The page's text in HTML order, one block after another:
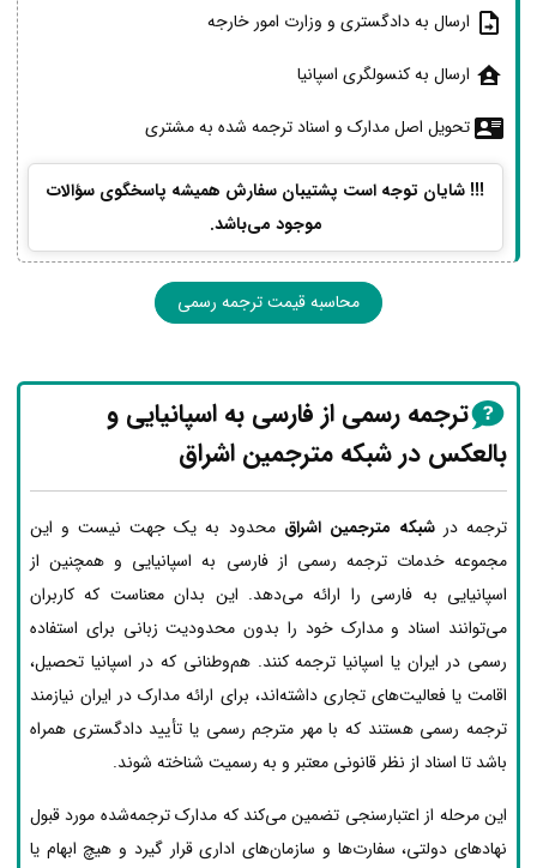
ارسال به دادگستری و وزارت امور خارجه
ارسال به کنسولگری اسپانیا
تحویل اصل مدارک و اسناد ترجمه شده به مشتری
!!! شایان توجه است پشتیبان سفارش همیشه پاسخگوی سؤالات
موجود می‌باشد.
محاسبه قیمت ترجمه رسمی
ترجمه رسمی از فارسی به اسپانیایی و
بالعکس در شبکه مترجمین اشراق
ترجمه درشبکه مترجمین اشراق محدود به یک جهت نیست و این
مجموعه خدمات ترجمه رسمی از فارسی به اسپانیایی و همچنین از
اسپانیایی به فارسی را ارائه می‌دهد. این بدان معناست که کاربران
می‌توانند اسناد و مدارک خود را بدون محدودیت زبانی برای استفاده
رسمی در ایران یا اسپانیا ترجمه کنند. هم‌وطنانی که در اسپانیا تحصیل،
اقامت یا فعالیت‌های تجاری داشته‌اند، برای ارائه مدارک در ایران نیازمند
ترجمه رسمی هستند که با مهر مترجم رسمی یا تأیید دادگستری همراه
باشد تا اسناد از نظر قانونی معتبر و به رسمیت شناخته شوند.
این مرحله از اعتبارسنجی تضمین می‌کند که مدارک ترجمه‌شده مورد قبول
نهادهای دولتی، سفارت‌ها و سازمان‌های اداری قرار گیرد و هیچ ابهام یا